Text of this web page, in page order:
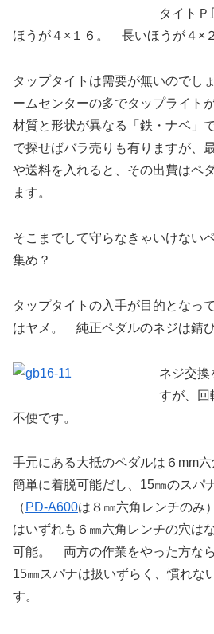
タイト
ほうが４×１６。 長いほうが４×２
タップタイトは需要が無いのでし
ームセンターの多でタップライト
材質と形状が異なる「鉄・ナベ」
で探せばバラ売りも有りますが、
や送料を入れると、その出費はペ
ます。
そこまでして守らなきゃいけな
集め？
タップタイトの入手が目的となっ
はヤメ。 純正ペダルのネジは錆
ネジ交換
すが、回
不便です。
手元にある大抵のペダルは６mm
簡単に着脱可能だし、15㎜のスパ
（ PD-A600は８㎜六角レンチの
はいずれも６㎜六角レンチの穴は
可能。 両方の作業をやった方なら
15㎜スパナは扱いずらく、慣れな
す。